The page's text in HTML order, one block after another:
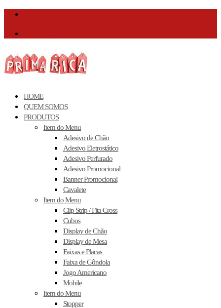
HOME
QUEM SOMOS
PRODUTOS
Item do Menu
Adesivo de Chão
Adesivo Eletrostático
Adesivo Perfurado
Adesivo Promocional
Banner Promocional
Cavalete
Item do Menu
Clip Strip / Fita Cross
Cubos
Display de Chão
Display de Mesa
Faixas e Placas
Faixa de Gôndola
Jogo Americano
Mobile
Item do Menu
Stopper